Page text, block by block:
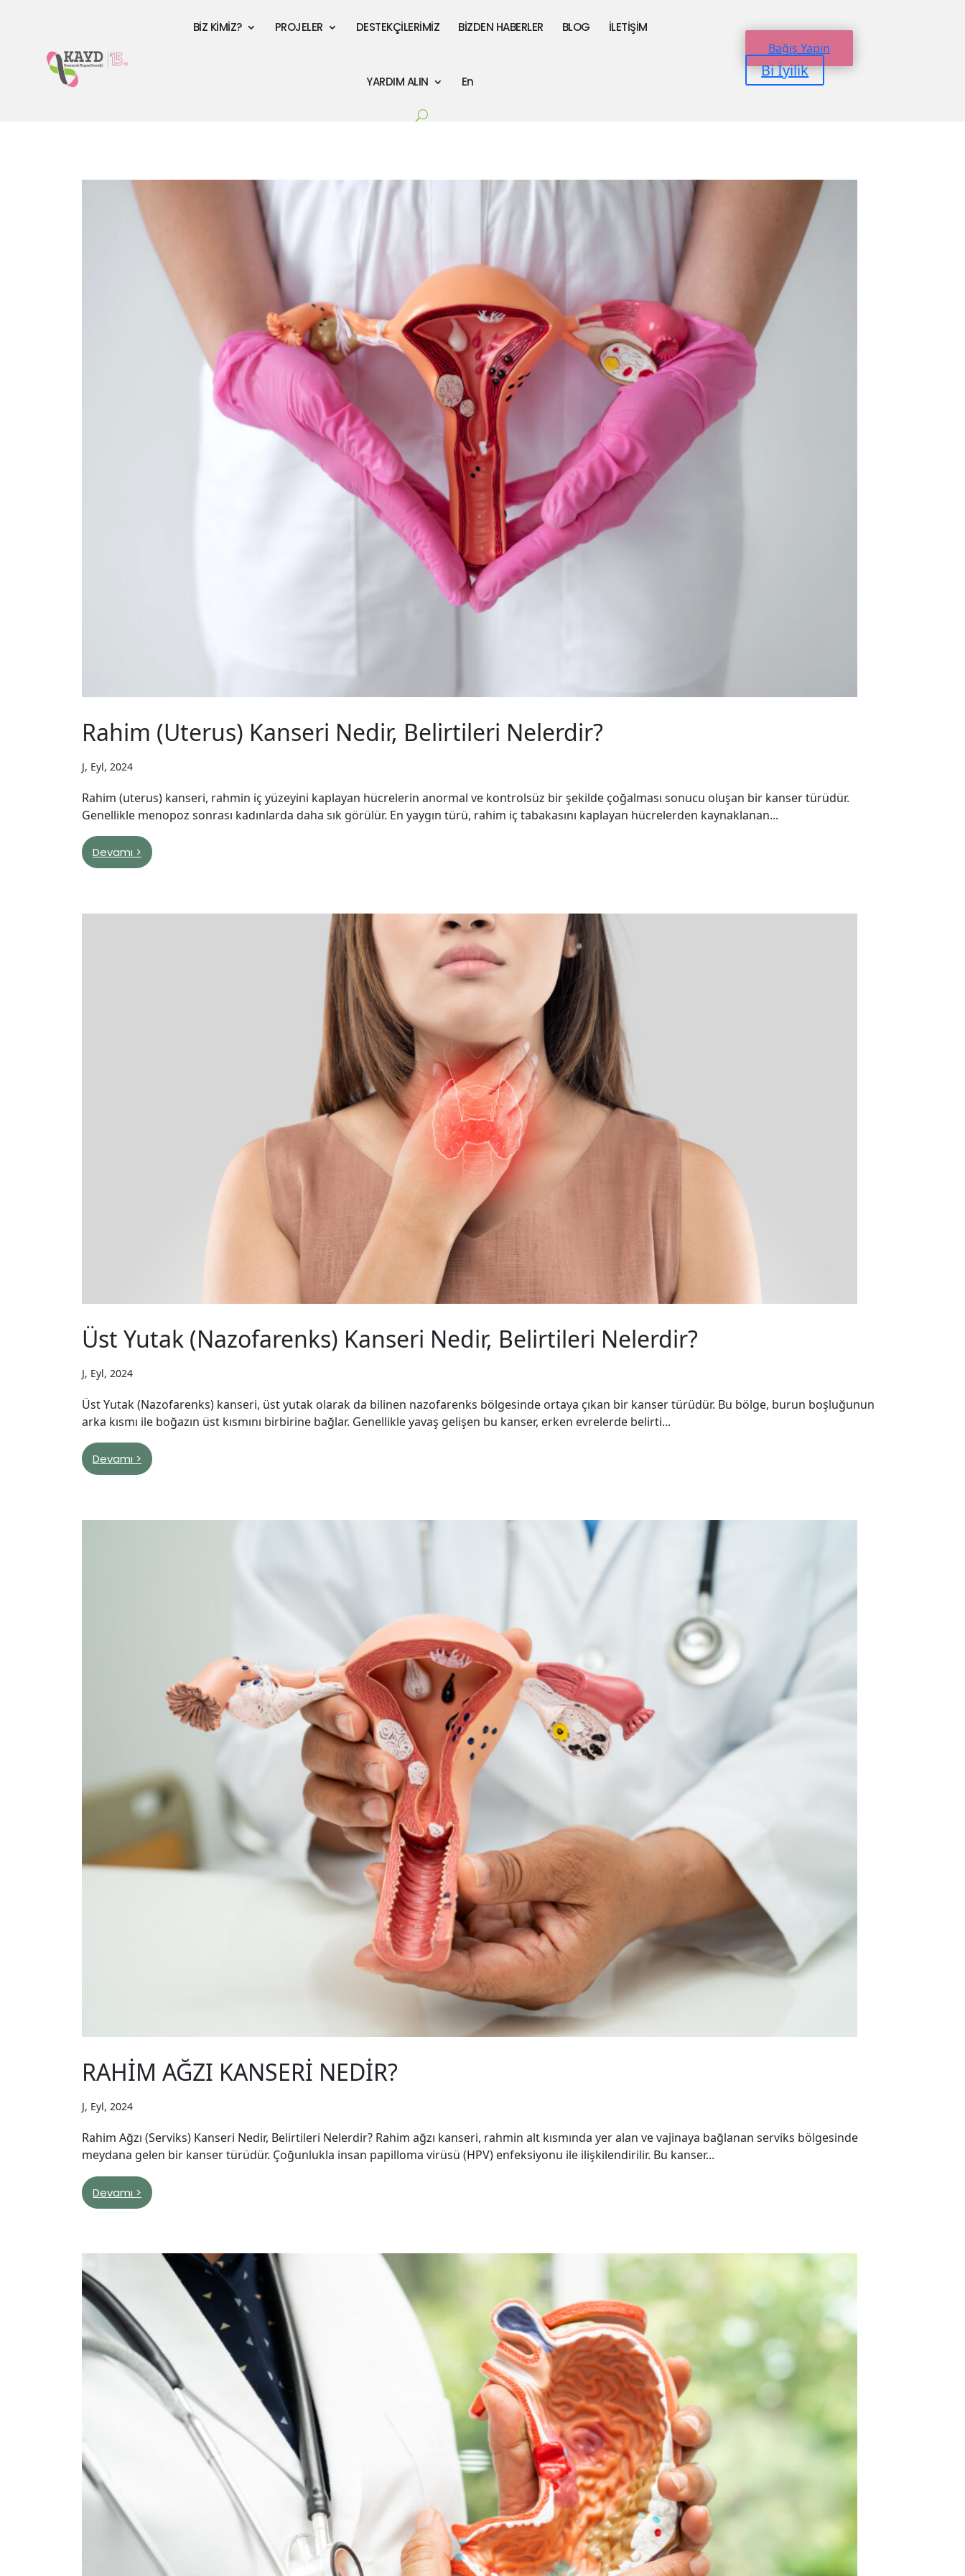
BİZ KİMİZ? PROJELER DESTEKÇİLERİMİZ BİZDEN HABERLER BLOG İLETİŞİM
YARDIM ALIN En
Bağış Yapın
Bi İyilik
Rahim (Uterus) Kanseri Nedir, Belirtileri Nelerdir?
J, Eyl, 2024
Rahim (uterus) kanseri, rahmin iç yüzeyini kaplayan hücrelerin anormal ve kontrolsüz bir şekilde çoğalması sonucu oluşan bir kanser türüdür.
Genellikle menopoz sonrası kadınlarda daha sık görülür. En yaygın türü, rahim iç tabakasını kaplayan hücrelerden kaynaklanan...
Devamı >
Üst Yutak (Nazofarenks) Kanseri Nedir, Belirtileri Nelerdir?
J, Eyl, 2024
Üst Yutak (Nazofarenks) kanseri, üst yutak olarak da bilinen nazofarenks bölgesinde ortaya çıkan bir kanser türüdür. Bu bölge, burun boşluğunun
arka kısmı ile boğazın üst kısmını birbirine bağlar. Genellikle yavaş gelişen bu kanser, erken evrelerde belirti...
Devamı >
RAHİM AĞZI KANSERİ NEDİR?
J, Eyl, 2024
Rahim Ağzı (Serviks) Kanseri Nedir, Belirtileri Nelerdir? Rahim ağzı kanseri, rahmin alt kısmında yer alan ve vajinaya bağlanan serviks bölgesinde
meydana gelen bir kanser türüdür. Çoğunlukla insan papilloma virüsü (HPV) enfeksiyonu ile ilişkilendirilir. Bu kanser...
Devamı >